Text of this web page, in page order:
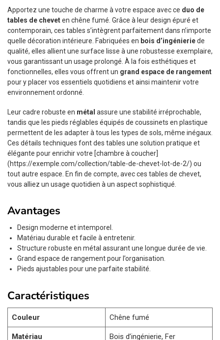
Apportez une touche de charme à votre espace avec ce duo de
tables de cheveten chêne fumé. Grâce à leur design épuré et
contemporain, ces tables s’intègrent parfaitement dans n’importe
quelle décoration intérieure. Fabriquées en bois d’ingénieriede
qualité, elles allient une surface lisse à une robustesse exemplaire,
vous garantissant un usage prolongé. À la fois esthétiques et
fonctionnelles, elles vous offrent un grand espace de rangement
pour y placer vos essentiels quotidiens et ainsi maintenir votre
environnement ordonné.
Leur cadre robuste en métal assure une stabilité irréprochable,
tandis que les pieds réglables équipés de coussinets en plastique
permettent de les adapter à tous les types de sols, même inégaux.
Ces détails techniques font des tables une solution pratique et
élégante pour enrichir votre [chambre à coucher]
(https://exemple.com/collection/table-de-chevet-lot-de-2/) ou
tout autre espace. En fin de compte, avec ces tables de chevet,
vous alliez un usage quotidien à un aspect sophistiqué.
Avantages
Design moderne et intemporel.
Matériau durable et facile à entretenir.
Structure robuste en métal assurant une longue durée de vie.
Grand espace de rangement pour l’organisation.
Pieds ajustables pour une parfaite stabilité.
Caractéristiques
Couleur Chêne fumé
Matériau Bois d’ingénierie, Fer